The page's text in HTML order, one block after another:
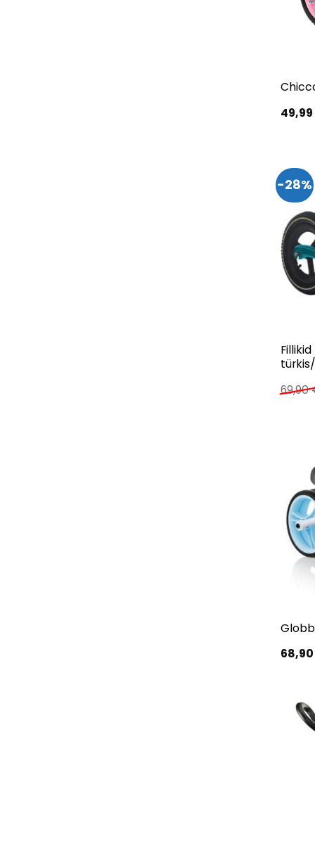
49,99
-28%
69,90
68,90